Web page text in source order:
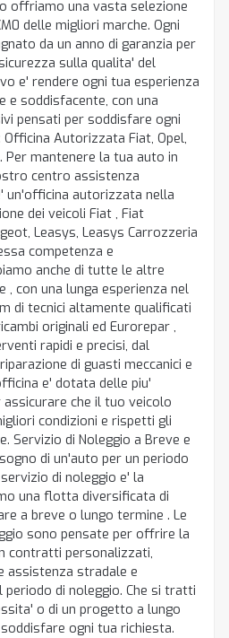
offriamo una vasta selezione
delle migliori marche. Ogni
da un anno di garanzia per
sulla qualita' del
e' rendere ogni tua esperienza
e soddisfacente, con una
pensati per soddisfare ogni
Officina Autorizzata Fiat, Opel,
mantenere la tua auto in
centro assistenza
un'officina autorizzata nella
dei veicoli Fiat , Fiat
Leasys, Leasys Carrozzeria
competenza e
anche di tutte le altre
, con una lunga esperienza nel
di tecnici altamente qualificati
originali ed Eurorepar ,
rapidi e precisi, dal
di guasti meccanici e
e' dotata delle piu'
che il tuo veicolo
condizioni e rispetti gli
Servizio di Noleggio a Breve e
di un'auto per un periodo
di noleggio e' la
una flotta diversificata di
a breve o lungo termine . Le
sono pensate per offrire la
contratti personalizzati,
assistenza stradale e
di noleggio. Che si tratti
o di un progetto a lungo
ogni tua richiesta.